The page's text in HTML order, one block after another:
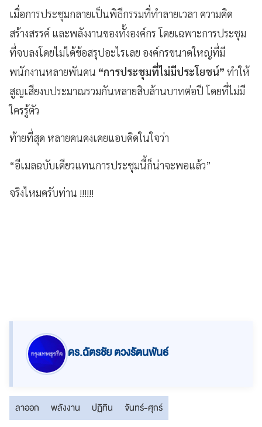
เมื่อการประชุมกลายเป็นพิธีกรรมที่ทำลายเวลา ความคิด
สร้างสรรค์ และพลังงานของทั้งองค์กร โดยเฉพาะการประชุม
ที่จบลงโดยไม่ได้ข้อสรุปอะไรเลย องค์กรขนาดใหญ่ที่มี
พนักงานหลายพันคน “การประชุมที่ไม่มีประโยชน์” ทำให้
สูญเสียงบประมาณรวมกันหลายสิบล้านบาทต่อปี โดยที่ไม่มี
ใครรู้ตัว
ท้ายที่สุด หลายคนคงเคยแอบคิดในใจว่า
“อีเมลฉบับเดียวแทนการประชุมนี้ก็น่าจะพอแล้ว”
จริงไหมครับท่าน !!!!!!
ดร.ฉัตรชัย ตวงรัตนพันธ์
ลาออก พลังงาน ปฏิทิน จันทร์-ศุกร์